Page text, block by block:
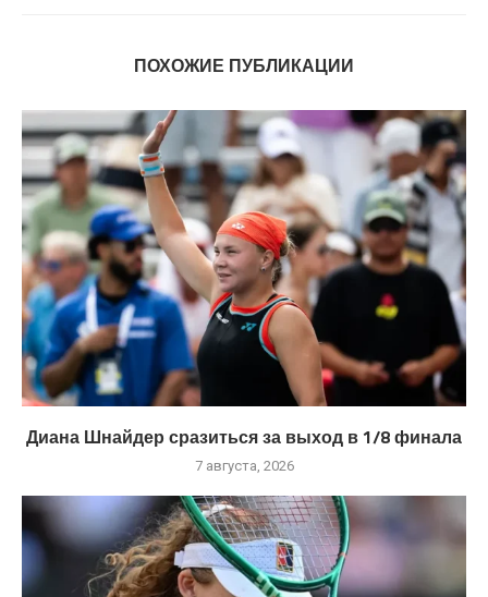
ПОХОЖИЕ ПУБЛИКАЦИИ
Диана Шнайдер сразиться за выход в 1/8 финала
7 августа, 2026